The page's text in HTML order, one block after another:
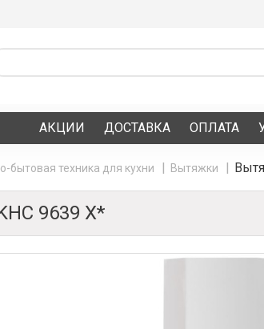
АКЦИИ ДОСТАВКА ОПЛАТА
бытовая техника для кухни Вытяжки
9639 X*